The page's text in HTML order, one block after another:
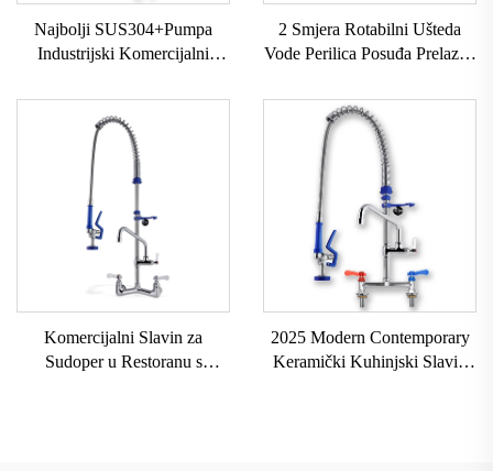
Najbolji SUS304+Pumpa
Industrijski Komercijalni
Povlačenje Prethodnog
Ispiranja Kuhinjska Slavina sa
Pištoljem za Raspršivanje za
Kuhinju
2 Smjera Rotabilni Ušteda
Vode Perilica Posuđa Prelazno
Izvlačivi Kuhinjski Slavin Bez
Sockets
Komercijalni Slavin za
Sudoper u Restoranu s
2025 Modern Contemporary
Keramički Kuhinjski Slavin